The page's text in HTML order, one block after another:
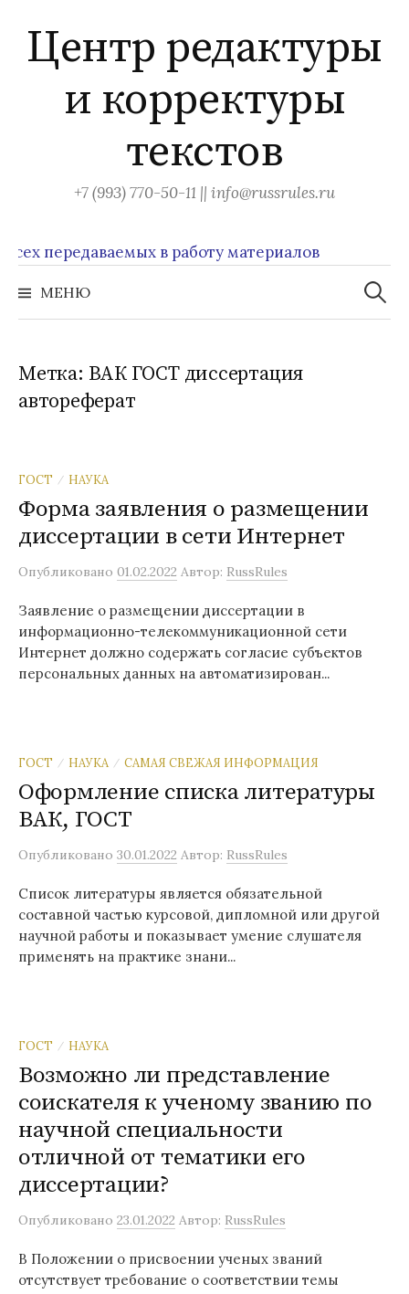
содержимому
Центр редактуры
и корректуры
текстов
+7 (993) 770-50-11 || info@russrules.ru
передаваемых в работу материалов
МЕНЮ
Найти:
Метка: ВАК ГОСТ диссертация
автореферат
ГОСТ / НАУКА
Форма заявления о размещении
диссертации в сети Интернет
Опубликовано 01.02.2022 Автор: RussRules
Заявление о размещении диссертации в
информационно-телекоммуникационной сети
Интернет должно содержать согласие субъектов
персональных данных на автоматизирован...
ГОСТ / НАУКА / САМАЯ СВЕЖАЯ ИНФОРМАЦИЯ
Оформление списка литературы
ВАК, ГОСТ
Опубликовано 30.01.2022 Автор: RussRules
Список литературы является обязательной
составной частью курсовой, дипломной или другой
научной работы и показывает умение слушателя
применять на практике знани...
ГОСТ / НАУКА
Возможно ли представление
соискателя к ученому званию по
научной специальности
отличной от тематики его
диссертации?
Опубликовано 23.01.2022 Автор: RussRules
В Положении о присвоении ученых званий
отсутствует требование о соответствии темы